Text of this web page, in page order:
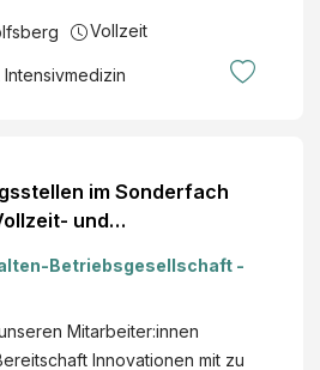
Vollzeit
im Sonderfach
und
Betriebsgesellschaft -
Mitarbeiter:innen
Innovationen mit zu